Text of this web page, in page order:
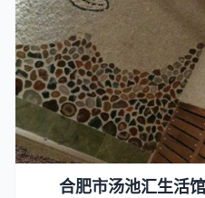
合肥市汤池汇生活